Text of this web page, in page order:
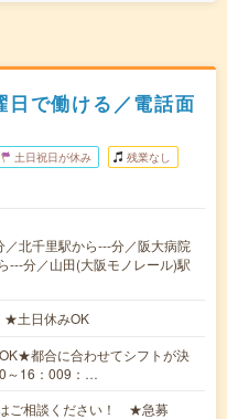
で働ける／電話面
土日祝日が休み 残業なし
北千里駅から---分／阪大病院
---分／山田(大阪モノレール)駅
土日休みOK
都合に合わせてシフトが決
～16：009：…
ご相談ください！ ★急募